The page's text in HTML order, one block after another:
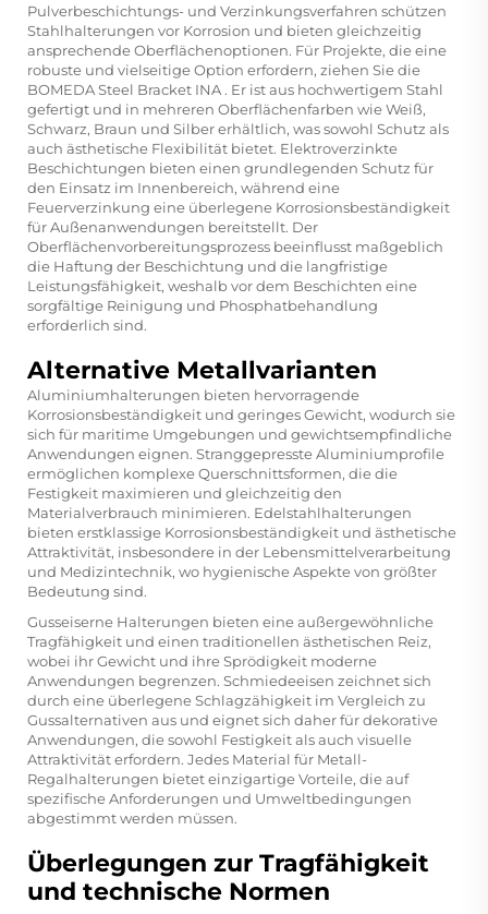
Pulverbeschichtungs- und Verzinkungsverfahren schützen
Stahlhalterungen vor Korrosion und bieten gleichzeitig
ansprechende Oberflächenoptionen. Für Projekte, die eine
robuste und vielseitige Option erfordern, ziehen Sie die
BOMEDA Steel Bracket INA . Er ist aus hochwertigem Stahl
gefertigt und in mehreren Oberflächenfarben wie Weiß,
Schwarz, Braun und Silber erhältlich, was sowohl Schutz als
auch ästhetische Flexibilität bietet. Elektroverzinkte
Beschichtungen bieten einen grundlegenden Schutz für
den Einsatz im Innenbereich, während eine
Feuerverzinkung eine überlegene Korrosionsbeständigkeit
für Außenanwendungen bereitstellt. Der
Oberflächenvorbereitungsprozess beeinflusst maßgeblich
die Haftung der Beschichtung und die langfristige
Leistungsfähigkeit, weshalb vor dem Beschichten eine
sorgfältige Reinigung und Phosphatbehandlung
erforderlich sind.
Alternative Metallvarianten
Aluminiumhalterungen bieten hervorragende
Korrosionsbeständigkeit und geringes Gewicht, wodurch sie
sich für maritime Umgebungen und gewichtsempfindliche
Anwendungen eignen. Stranggepresste Aluminiumprofile
ermöglichen komplexe Querschnittsformen, die die
Festigkeit maximieren und gleichzeitig den
Materialverbrauch minimieren. Edelstahlhalterungen
bieten erstklassige Korrosionsbeständigkeit und ästhetische
Attraktivität, insbesondere in der Lebensmittelverarbeitung
und Medizintechnik, wo hygienische Aspekte von größter
Bedeutung sind.
Gusseiserne Halterungen bieten eine außergewöhnliche
Tragfähigkeit und einen traditionellen ästhetischen Reiz,
wobei ihr Gewicht und ihre Sprödigkeit moderne
Anwendungen begrenzen. Schmiedeeisen zeichnet sich
durch eine überlegene Schlagzähigkeit im Vergleich zu
Gussalternativen aus und eignet sich daher für dekorative
Anwendungen, die sowohl Festigkeit als auch visuelle
Attraktivität erfordern. Jedes Material für Metall-
Regalhalterungen bietet einzigartige Vorteile, die auf
spezifische Anforderungen und Umweltbedingungen
abgestimmt werden müssen.
Überlegungen zur Tragfähigkeit
und technische Normen